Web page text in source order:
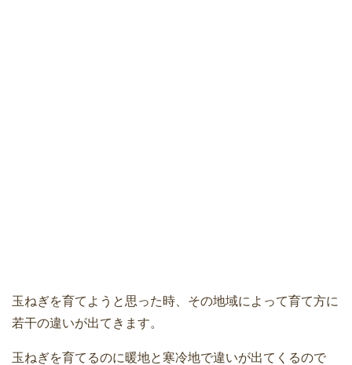
玉ねぎを育てようと思った時、その地域によって育て方に
若干の違いが出てきます。
玉ねぎを育てるのに暖地と寒冷地で違いが出てくるので